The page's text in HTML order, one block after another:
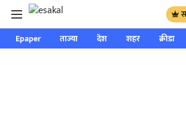
Epaper ताज्या देश शहर क्रीडा